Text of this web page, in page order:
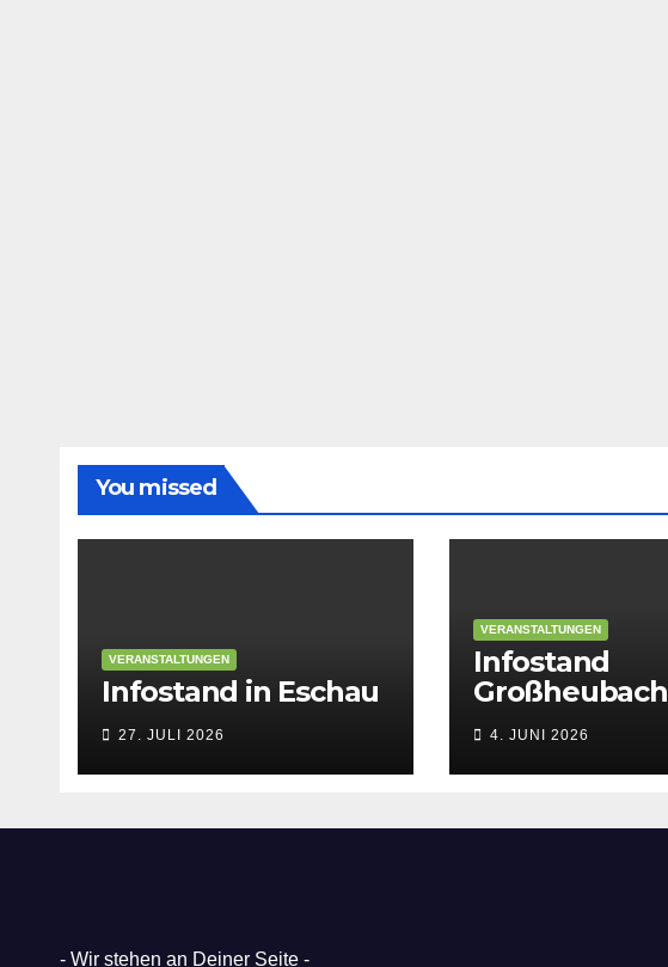
You missed
VERANSTALTUNGEN
Infostand in Eschau
27. JULI 2026
VERANSTALTUNGEN
Infostand
Großheubach
4. JUNI 2026
- Wir stehen an Deiner Seite -